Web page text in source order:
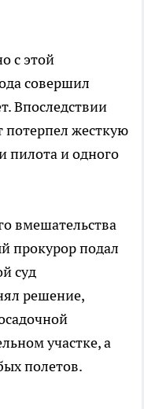
с этой
совершил
Впоследствии
потерпел жесткую
пилота и одного
вмешательства
прокурор подал
суд
решение,
участке, а
полетов.